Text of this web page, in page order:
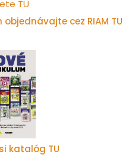
TU
cez RIAM TU
katalóg TU